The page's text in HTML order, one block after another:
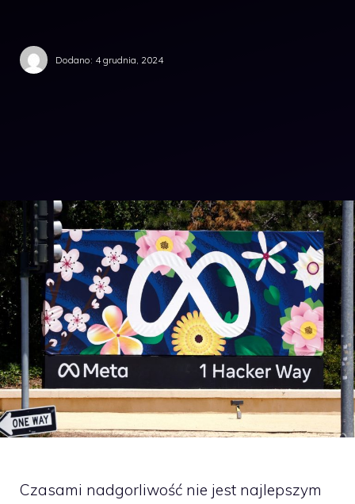
Dodano: 4 grudnia, 2024
Czasami nadgorliwość nie jest najlepszym